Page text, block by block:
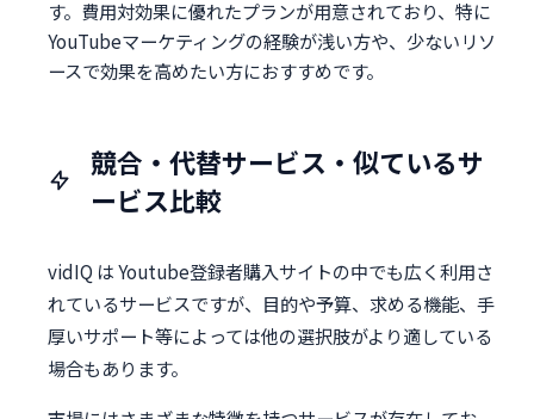
す。費用対効果に優れたプランが用意されており、特に
YouTubeマーケティングの経験が浅い方や、少ないリソ
ースで効果を高めたい方におすすめです。
競合・代替サービス・似ているサ
ービス比較
vidIQ は Youtube登録者購入サイトの中でも広く利用さ
れているサービスですが、目的や予算、求める機能、手
厚いサポート等によっては他の選択肢がより適している
場合もあります。